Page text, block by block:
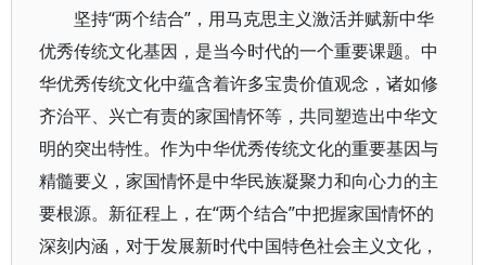
坚持“两个结合”，用马克思主义激活并赋新中华
优秀传统文化基因，是当今时代的一个重要课题。中
华优秀传统文化中蕴含着许多宝贵价值观念，诸如修
齐治平、兴亡有责的家国情怀等，共同塑造出中华文
明的突出特性。作为中华优秀传统文化的重要基因与
精髓要义，家国情怀是中华民族凝聚力和向心力的主
要根源。新征程上，在“两个结合”中把握家国情怀的
深刻内涵，对于发展新时代中国特色社会主义文化，